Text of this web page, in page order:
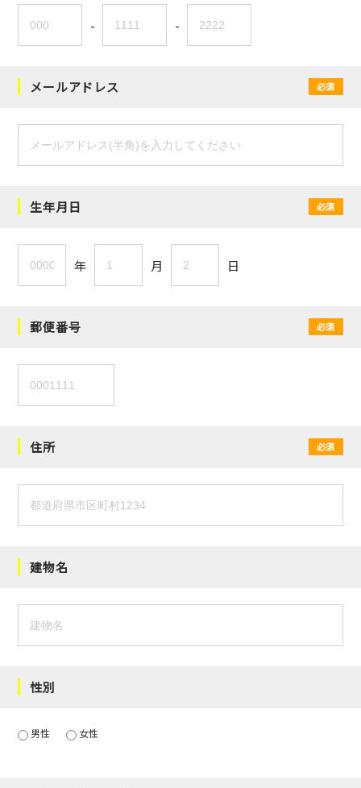
- -
メールアドレス 必須
生年月日 必須
年 月 日
郵便番号 必須
住所 必須
建物名
性別
男性 女性